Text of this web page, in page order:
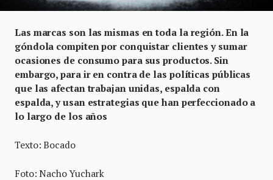
Las marcas son las mismas en toda la región. En la
góndola compiten por conquistar clientes y sumar
ocasiones de consumo para sus productos. Sin
embargo, para ir en contra de las políticas públicas
que las afectan trabajan unidas, espalda con
espalda, y usan estrategias que han perfeccionado a
lo largo de los años
Texto: Bocado
Foto: Nacho Yuchark